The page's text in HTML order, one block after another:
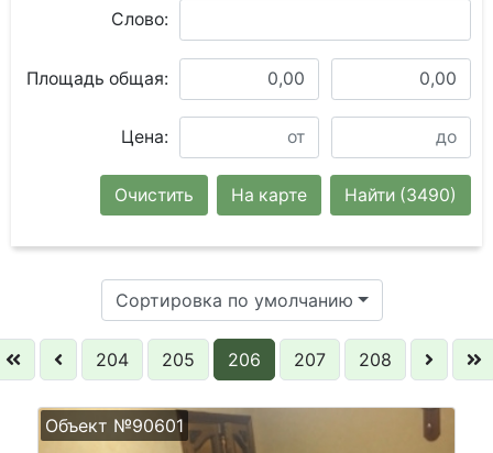
Слово:
Площадь общая:
Цена:
Найти (3490)
На карте
Очистить
Сортировка по умолчанию
204 205 206 207 208
Объект №90601